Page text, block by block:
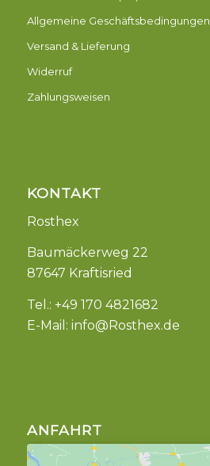
Allgemeine Geschäftsbedingungen
Versand & Lieferung
Widerruf
Zahlungsweisen
KONTAKT
Rosthex
Baumäckerweg 22
87647 Kraftisried
Tel.: +49 170 4821682
E-Mail: info@Rosthex.de
ANFAHRT